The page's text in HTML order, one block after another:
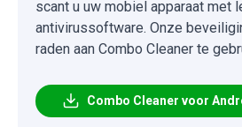
scant u uw mobiel apparaat met
antivirussoftware. Onze
raden aan Combo Cleaner te
Combo Cleaner voor